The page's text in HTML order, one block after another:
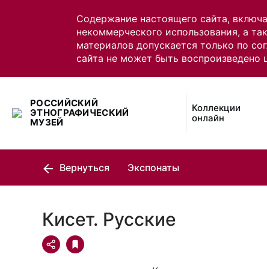
Содержание настоящего сайта,
некоммерческого использования, а
материалов допускается только по
сайта не может быть воспроизведено
РОССИЙСКИЙ
ЭТНОГРАФИЧЕСКИЙ
МУЗЕЙ
Коллекции
онлайн
Вернуться Экспонаты
Кисет. Русские